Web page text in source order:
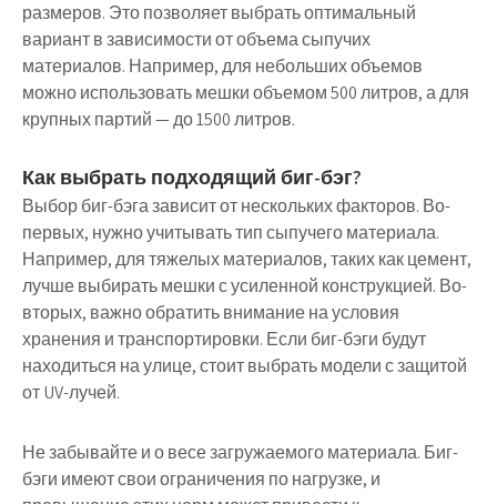
размеров. Это позволяет выбрать оптимальный
вариант в зависимости от объема сыпучих
материалов. Например, для небольших объемов
можно использовать мешки объемом 500 литров, а для
крупных партий — до 1500 литров.
Как выбрать подходящий биг-бэг?
Выбор биг-бэга зависит от нескольких факторов. Во-
первых, нужно учитывать тип сыпучего материала.
Например, для тяжелых материалов, таких как цемент,
лучше выбирать мешки с усиленной конструкцией. Во-
вторых, важно обратить внимание на условия
хранения и транспортировки. Если биг-бэги будут
находиться на улице, стоит выбрать модели с защитой
от UV-лучей.
Не забывайте и о весе загружаемого материала. Биг-
бэги имеют свои ограничения по нагрузке, и